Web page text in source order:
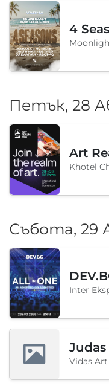
Петък, 28
Събота, 29